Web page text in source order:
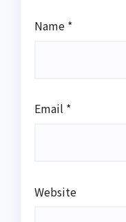
Name *
Email *
Website